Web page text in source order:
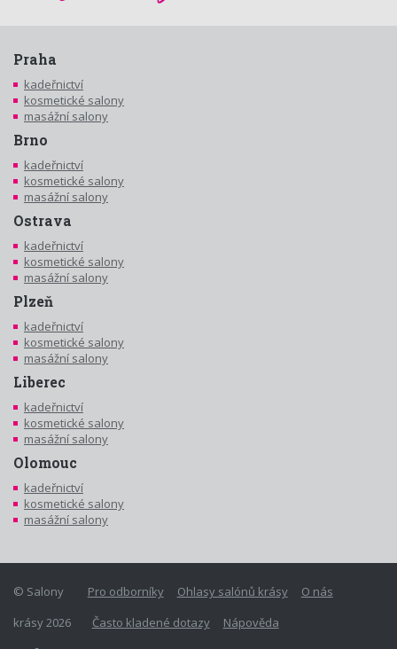
Praha
kadeřnictví
kosmetické salony
masážní salony
Brno
kadeřnictví
kosmetické salony
masážní salony
Ostrava
kadeřnictví
kosmetické salony
masážní salony
Plzeň
kadeřnictví
kosmetické salony
masážní salony
Liberec
kadeřnictví
kosmetické salony
masážní salony
Olomouc
kadeřnictví
kosmetické salony
masážní salony
Pro odborníky Ohlasy salónů krásy
O nás
Často kladené dotazy
Nápověda
© Salony
krásy 2026